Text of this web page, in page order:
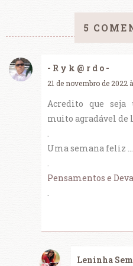
5
- R y k @ r d o -
21 de novembro de 2022
Acredito que seja
muito agradável de
.
Uma semana feliz
.
Pensamentos e
.
Leninha